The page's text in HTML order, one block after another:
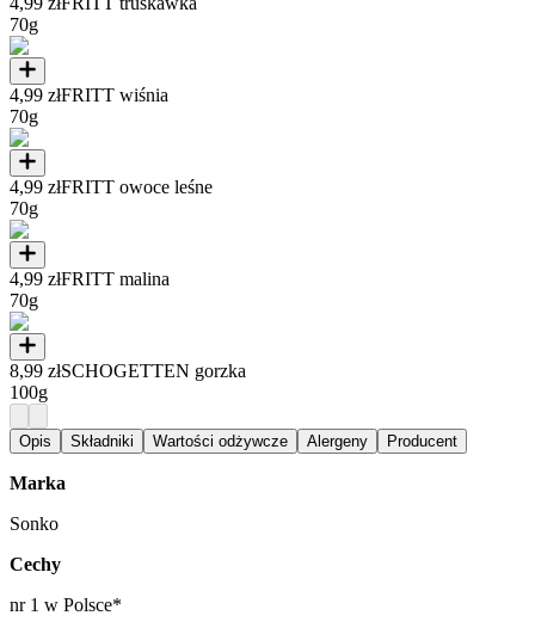
70g
4,99 złFRITT wiśnia
70g
4,99 złFRITT owoce leśne
70g
4,99 złFRITT malina
70g
8,99 złSCHOGETTEN gorzka
100g
Opis Składniki Wartości odżywcze Alergeny Producent
Marka
Sonko
Cechy
nr 1 w Polsce*